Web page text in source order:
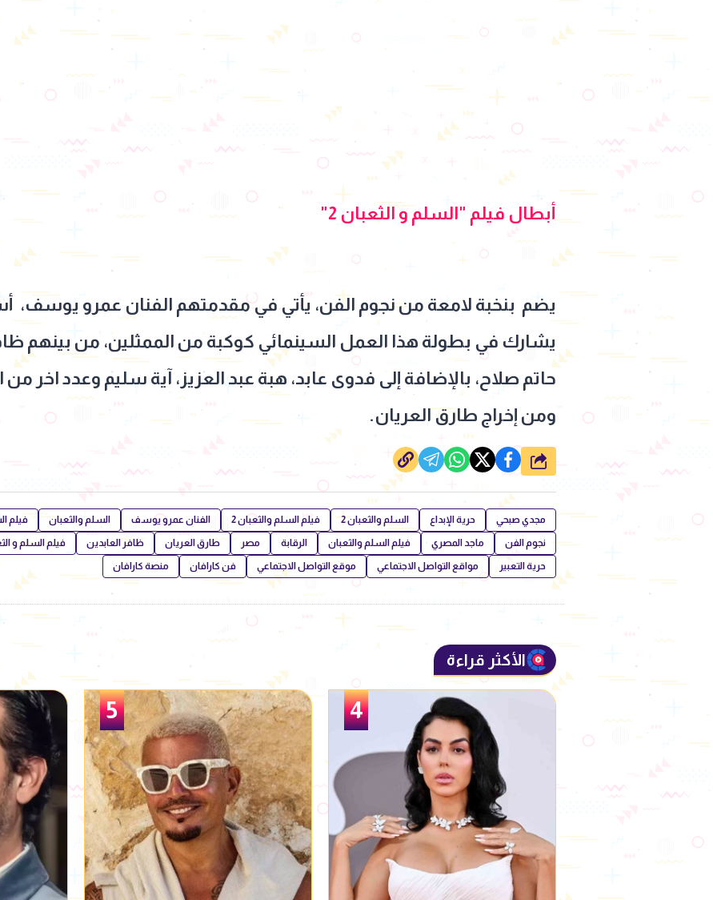
أبطال فيلم "السلم و الثعبان 2"
يضم بنخبة لامعة من نجوم الفن، يأتي في مقدمتهم الفنان عمرو يوسف،
يشارك في بطولة هذا العمل السينمائي كوكبة من الممثلين، من بينهم
حاتم صلاح، بالإضافة إلى فدوى عابد، هبة عبد العزيز، آية سليم وعدد اخر من
ومن إخراج طارق العريان.
شارك
مجدي صبحي حرية الإبداع السلم والثعبان 2 فيلم السلم والثعبان 2 الفنان عمرو يوسف السلم والثعبان فيلم
نجوم الفن ماجد المصري فيلم السلم والثعبان الرقابة مصر طارق العريان ظافر العابدين فيلم السلم و
حرية التعبير مواقع التواصل الاجتماعي موقع التواصل الاجتماعي فن كارافان منصة كارافان
الأكثر قراءة
5
6